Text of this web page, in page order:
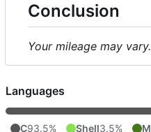
Conclusion
Your mileage may
Languages
C93.5% Shell3.5%